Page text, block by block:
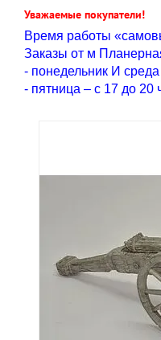
Уважаемые покупатели!
Время работы
Заказы от м
- понедельник И
- пятница – с 17 до 20